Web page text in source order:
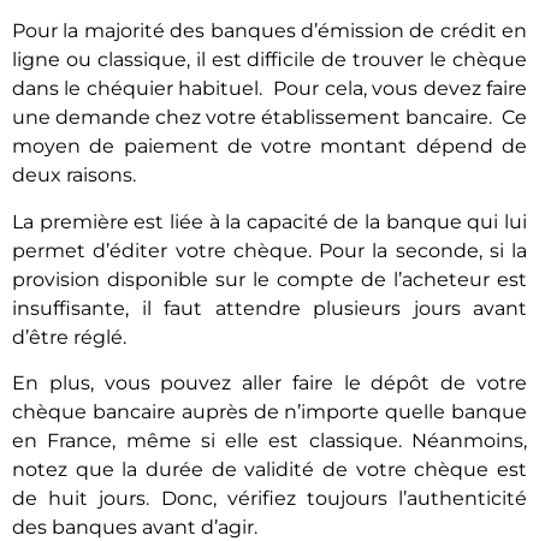
Pour la majorité des banques d’émission de crédit en
ligne ou classique, il est difficile de trouver le chèque
dans le chéquier habituel. Pour cela, vous devez faire
une demande chez votre établissement bancaire. Ce
moyen de paiement de votre montant dépend de
deux raisons.
La première est liée à la capacité de la banque qui lui
permet d’éditer votre chèque. Pour la seconde, si la
provision disponible sur le compte de l’acheteur est
insuffisante, il faut attendre plusieurs jours avant
d’être réglé.
En plus, vous pouvez aller faire le dépôt de votre
chèque bancaire auprès de n’importe quelle banque
en France, même si elle est classique. Néanmoins,
notez que la durée de validité de votre chèque est
de huit jours. Donc, vérifiez toujours l’authenticité
des banques avant d’agir.